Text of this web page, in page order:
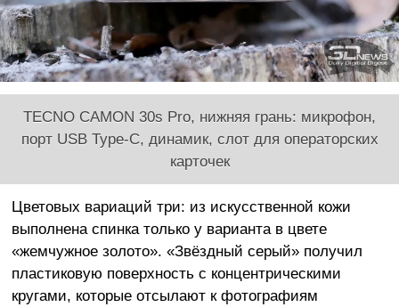
TECNO CAMON 30s Pro, нижняя грань: микрофон,
порт USB Type-C, динамик, слот для операторских
карточек
Цветовых вариаций три: из искусственной кожи
выполнена спинка только у варианта в цвете
«жемчужное золото». «Звёздный серый» получил
пластиковую поверхность с концентрическими
кругами, которые отсылают к фотографиям